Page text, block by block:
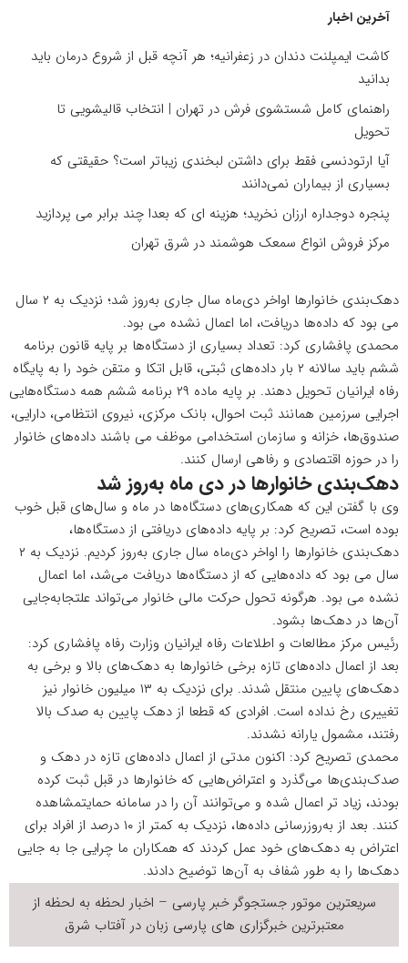
آخرین اخبار
کاشت ایمپلنت دندان در زعفرانیه؛ هر آنچه قبل از شروع درمان باید
بدانید
راهنمای کامل شستشوی فرش در تهران | انتخاب قالیشویی تا
تحویل
آیا ارتودنسی فقط برای داشتن لبخندی زیباتر است؟ حقیقتی که
بسیاری از بیماران نمی‌دانند
پنجره دوجداره ارزان نخرید؛ هزینه ای که بعدا چند برابر می پردازید
مرکز فروش انواع سمعک هوشمند در شرق تهران
دهک‌بندی خانوارها اواخر دی‌ماه سال جاری به‌روز شد؛ نزدیک به ۲ سال
می بود که داده‌ها دریافت، اما اعمال نشده می بود.
محمدی پافشاری کرد: تعداد بسیاری از دستگاه‌ها بر پایه قانون برنامه
ششم باید سالانه ۲ بار داده‌های ثبتی، قابل اتکا و متقن خود را به پایگاه
رفاه ایرانیان تحویل دهند. بر پایه ماده ۲۹ برنامه ششم همه دستگاه‌هایی
اجرایی سرزمین همانند ثبت احوال، بانک مرکزی، نیروی انتظامی، دارایی،
صندوق‌ها، خزانه و سازمان استخدامی موظف می باشند داده‌های خانوار
را در حوزه اقتصادی و رفاهی ارسال کنند.
دهک‌بندی خانوارها در دی ماه به‌روز شد
وی با گفتن این که همکاری‌های دستگاه‌ها در ماه و سال‌های قبل خوب
بوده است، تصریح کرد: بر پایه داده‌های دریافتی از دستگاه‌ها،
دهک‌بندی خانوارها را اواخر دی‌ماه سال جاری به‌روز کردیم. نزدیک به ۲
سال می بود که داده‌هایی که از دستگاه‌ها دریافت می‌شد، اما اعمال
نشده می بود. هرگونه تحول حرکت مالی خانوار می‌تواند علتجابه‌جایی
آن‌ها در دهک‌ها بشود.
رئیس مرکز مطالعات و اطلاعات رفاه ایرانیان وزارت رفاه پافشاری کرد:
بعد از اعمال داده‌های تازه برخی خانوارها به دهک‌های بالا و برخی به
دهک‌های پایین منتقل شدند. برای نزدیک به ۱۳ میلیون خانوار نیز
تغییری رخ نداده است. افرادی که قطعا از دهک پایین به صدک بالا
رفتند، مشمول یارانه نشدند.
محمدی تصریح کرد: اکنون مدتی از اعمال داده‌های تازه در دهک و
صدک‌بندی‌ها می‌گذرد و اعتراض‌هایی که خانوارها در قبل ثبت کرده
بودند، زیاد تر اعمال شده و می‌توانند آن را در سامانه حمایتمشاهده
کنند. بعد از به‌روزرسانی داده‌ها، نزدیک به کمتر از ۱۰ درصد از افراد برای
اعتراض به دهک‌های خود عمل کردند که همکاران ما چرایی جا به جایی
دهک‌ها را به طور شفاف به آن‌ها توضیح دادند.
سریعترین موتور جستجوگرخبر پارسی – اخبار لحظه به لحظه از
معتبرترین خبرگزاری های پارسی زبان درآفتاب شرق